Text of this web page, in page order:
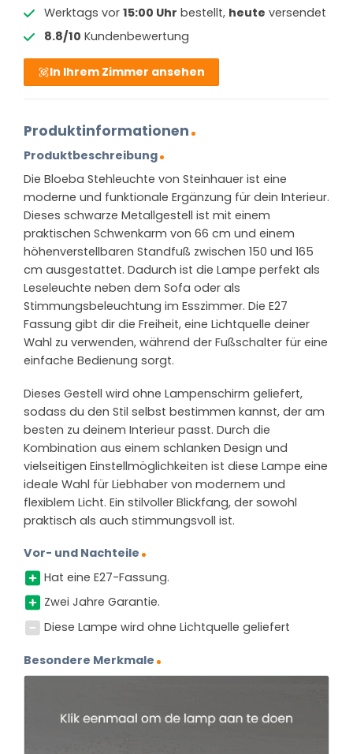
Werktags vor 15:00 Uhr bestellt, heute versendet
8.8/10 Kundenbewertung
In Ihrem Zimmer ansehen
Produktinformationen
Produktbeschreibung
Die Bloeba Stehleuchte von Steinhauer ist eine
moderne und funktionale Ergänzung für dein Interieur.
Dieses schwarze Metallgestell ist mit einem
praktischen Schwenkarm von 66 cm und einem
höhenverstellbaren Standfuß zwischen 150 und 165
cm ausgestattet. Dadurch ist die Lampe perfekt als
Leseleuchte neben dem Sofa oder als
Stimmungsbeleuchtung im Esszimmer. Die E27
Fassung gibt dir die Freiheit, eine Lichtquelle deiner
Wahl zu verwenden, während der Fußschalter für eine
einfache Bedienung sorgt.
Dieses Gestell wird ohne Lampenschirm geliefert,
sodass du den Stil selbst bestimmen kannst, der am
besten zu deinem Interieur passt. Durch die
Kombination aus einem schlanken Design und
vielseitigen Einstellmöglichkeiten ist diese Lampe eine
ideale Wahl für Liebhaber von modernem und
flexiblem Licht. Ein stilvoller Blickfang, der sowohl
praktisch als auch stimmungsvoll ist.
Vor- und Nachteile
Hat eine E27-Fassung.
Zwei Jahre Garantie.
Diese Lampe wird ohne Lichtquelle geliefert
Besondere Merkmale